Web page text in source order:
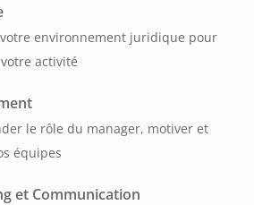
environnement juridique pour
activité
le rôle du manager, motiver et
équipes
et Communication